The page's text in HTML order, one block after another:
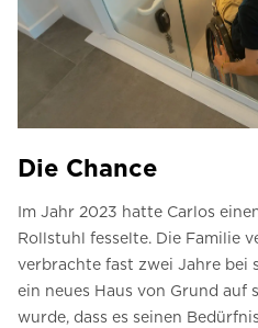
Die Chance
Im Jahr 2023 hatte Carlos
Rollstuhl fesselte. Die Familie
verbrachte fast zwei Jahre bei
ein neues Haus von Grund auf
wurde, dass es seinen